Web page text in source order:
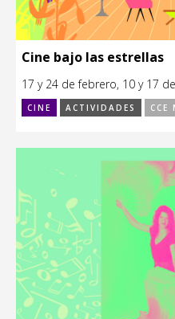
Cine bajo las estrellas
17 y 24 de febrero, 10 y 17
CINE ACTIVIDADES CCE